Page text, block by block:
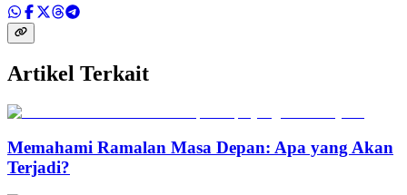
Artikel Terkait
Memahami Ramalan Masa Depan: Apa yang Akan
Terjadi?